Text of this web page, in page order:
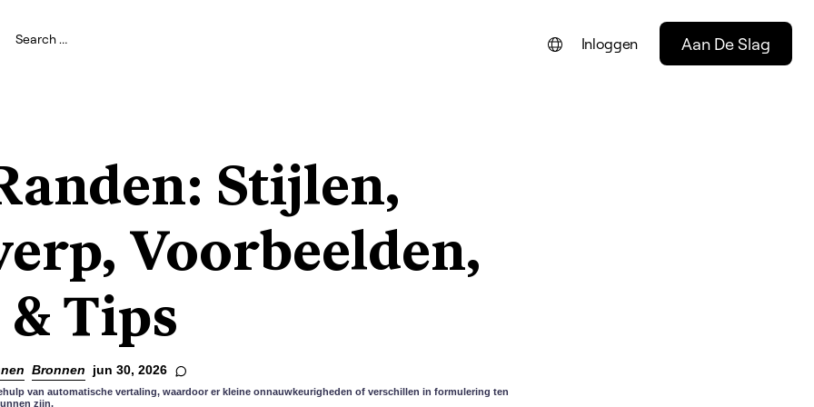
Inloggen Aan De Slag
Stijlen,
Voorbeelden,
& Tips
Bronnen jun 30, 2026
van automatische vertaling, waardoor er kleine onnauwkeurigheden of verschillen in formulering ten
zijn.